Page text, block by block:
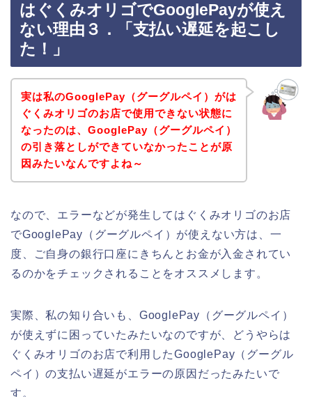
はぐくみオリゴでGooglePayが使え
ない理由３．「支払い遅延を起こし
た！」
実は私のGooglePay（グーグルペイ）がは
ぐくみオリゴのお店で使用できない状態に
なったのは、GooglePay（グーグルペイ）
の引き落としができていなかったことが原
因みたいなんですよね～
なので、エラーなどが発生してはぐくみオリゴのお店
でGooglePay（グーグルペイ）が使えない方は、一
度、ご自身の銀行口座にきちんとお金が入金されてい
るのかをチェックされることをオススメします。
実際、私の知り合いも、GooglePay（グーグルペイ）
が使えずに困っていたみたいなのですが、どうやらは
ぐくみオリゴのお店で利用したGooglePay（グーグル
ペイ）の支払い遅延がエラーの原因だったみたいで
す。